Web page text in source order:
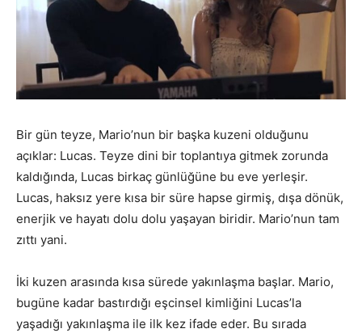
Bir gün teyze, Mario’nun bir başka kuzeni olduğunu
açıklar: Lucas. Teyze dini bir toplantıya gitmek zorunda
kaldığında, Lucas birkaç günlüğüne bu eve yerleşir.
Lucas, haksız yere kısa bir süre hapse girmiş, dışa dönük,
enerjik ve hayatı dolu dolu yaşayan biridir. Mario’nun tam
zıttı yani.
İki kuzen arasında kısa sürede yakınlaşma başlar. Mario,
bugüne kadar bastırdığı eşcinsel kimliğini Lucas’la
yaşadığı yakınlaşma ile ilk kez ifade eder. Bu sırada